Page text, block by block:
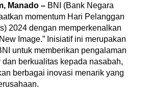
Manado – BNI (Bank Negara
momentum Hari Pelanggan
2024 dengan memperkenalkan
Image.” Inisiatif ini merupakan
untuk memberikan pengalaman
dan berkualitas kepada nasabah,
berbagai inovasi menarik yang